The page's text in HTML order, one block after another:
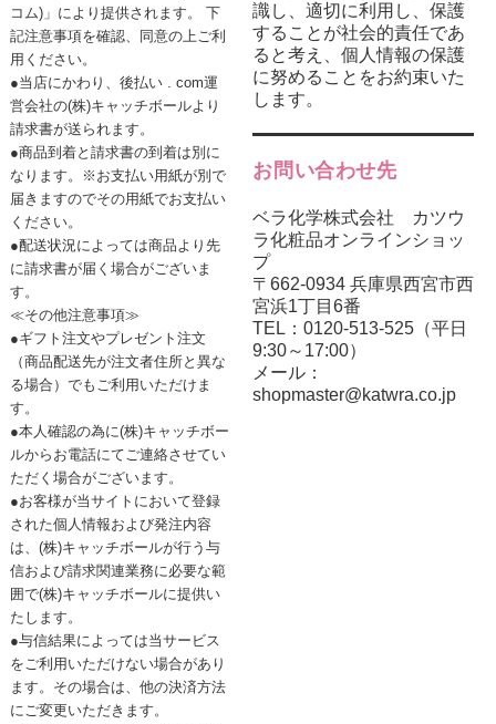
コム)」により提供されます。 下
記注意事項を確認、同意の上ご利
用ください。
●当店にかわり、後払い . com運
営会社の(株)キャッチボールより
請求書が送られます。
●商品到着と請求書の到着は別に
なります。※お支払い用紙が別で
届きますのでその用紙でお支払い
ください。
●配送状況によっては商品より先
に請求書が届く場合がございま
す。
≪その他注意事項≫
●ギフト注文やプレゼント注文
（商品配送先が注文者住所と異な
る場合）でもご利用いただけま
す。
●本人確認の為に(株)キャッチボー
ルからお電話にてご連絡させてい
ただく場合がございます。
●お客様が当サイトにおいて登録
された個人情報および発注内容
は、(株)キャッチボールが行う与
信および請求関連業務に必要な範
囲で(株)キャッチボールに提供い
たします。
●与信結果によっては当サービス
をご利用いただけない場合があり
ます。その場合は、他の決済方法
にご変更いただきます。
識し、適切に利用し、保護
することが社会的責任であ
ると考え、個人情報の保護
に努めることをお約束いた
します。
お問い合わせ先
ベラ化学株式会社 カツウ
ラ化粧品オンラインショッ
プ
〒662-0934 兵庫県西宮市西
宮浜1丁目6番
TEL：0120-513-525（平日
9:30～17:00）
メール：
shopmaster@katwra.co.jp